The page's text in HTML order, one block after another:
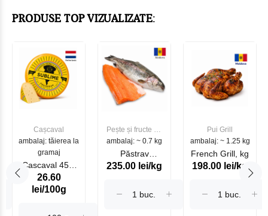
PRODUSE TOP VIZUALIZATE:
Cașcaval
ambalaj: tăierea la
gramaj
Cascaval 45%
Maasdam
Sublime Cow
26.60
lei/100g
Pește și fructe de
mare
ambalaj: ~ 0.7 kg
Păstrav
Somonat
235.00 lei/kg
Pui Grill
ambalaj: ~ 1.25 kg
French Grill, kg
198.00 lei/kg